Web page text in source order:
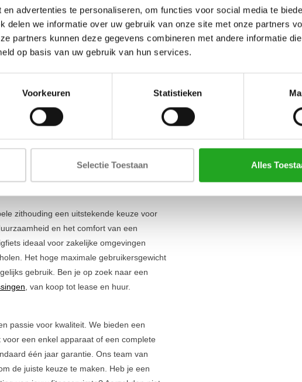
advertenties te personaliseren, om functies voor social media te
delen we informatie over uw gebruik van onze site met onze partners
partners kunnen deze gegevens combineren met andere informatie
op basis van uw gebruik van hun services.
Voorkeuren Statistieken
Selectie Toestaan Alles
wat betekent dat je de
prijs. Elk toestel is door ons
bent van een betrouwbare machine voor
cardio-opstelling.
Dankzij de 25 verschillende
op jouw niveau, of je nu herstelt van
programma’s blijf je gemotiveerd en werk
700i is dat hij
waar je maar wilt. Dit maakt het
ons volledige
recumbent bike aanbod
zithouding een uitstekende keuze voor
en het comfort van een
ideaal voor zakelijke omgevingen
Het hoge maximale gebruikersgewicht
gebruik. Ben je op zoek naar een
, van koop tot lease en huur.
passie voor kwaliteit. We bieden een
een enkel apparaat of een complete
één jaar garantie. Ons team van
de juiste keuze te maken. Heb je een
Aantal trainingsniveaus
Borstband mogelijk
Max. belastbaar gewicht